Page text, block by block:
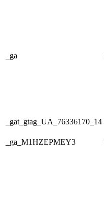
_ga
_gat_gtag_UA_76336170_14
_ga_M1HZEPMEY3